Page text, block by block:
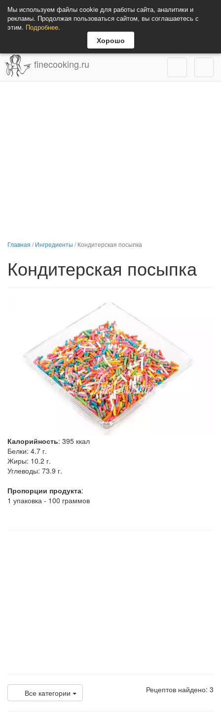
Мы используем файлы cookie для работы сайта, аналитики и
рекламы. Продолжая пользоваться сайтом, вы соглашаетесь с
этим. Подробнее.
Хорошо
finecooking.ru
Главная /Ингредиенты /Кондитерская посыпка
Кондитерская посыпка
Калорийность: 395 ккал
Белки: 4.7 г.
Жиры: 10.2 г.
Углеводы: 73.9 г.
Пропорции продукта:
1 упаковка - 100 граммов
Все категории Рецептов найдено: 3